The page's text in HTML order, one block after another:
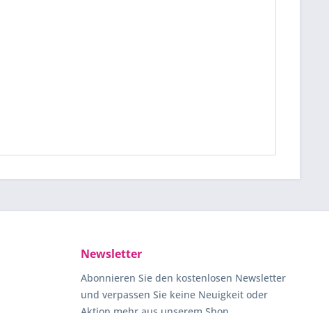
Newsletter
Abonnieren Sie den kostenlosen Newsletter
und verpassen Sie keine Neuigkeit oder